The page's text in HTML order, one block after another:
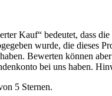
Kauf“ bedeutet, dass
wurde, die dieses
Bewerten können
bei uns haben.
5 Sternen.